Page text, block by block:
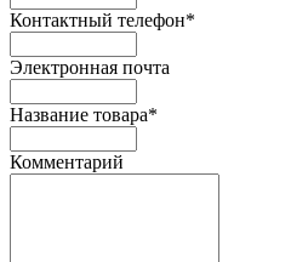
Контактный телефон*
Электронная почта
Название товара*
Комментарий